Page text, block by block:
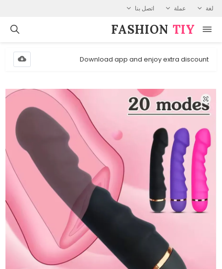
لغة عملة اتصل بنا
FASHION⁠ TIY
Download app and enjoy extra discount